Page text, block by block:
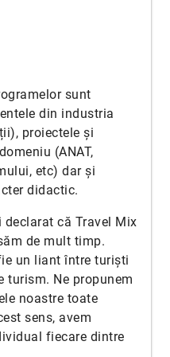
sunt
din industria
proiectele și
(ANAT,
etc) dar și
didactic.
declarat că Travel Mix
de mult timp.
un liant între turiști
turism. Ne propunem
noastre toate
sens, avem
fiecare dintre